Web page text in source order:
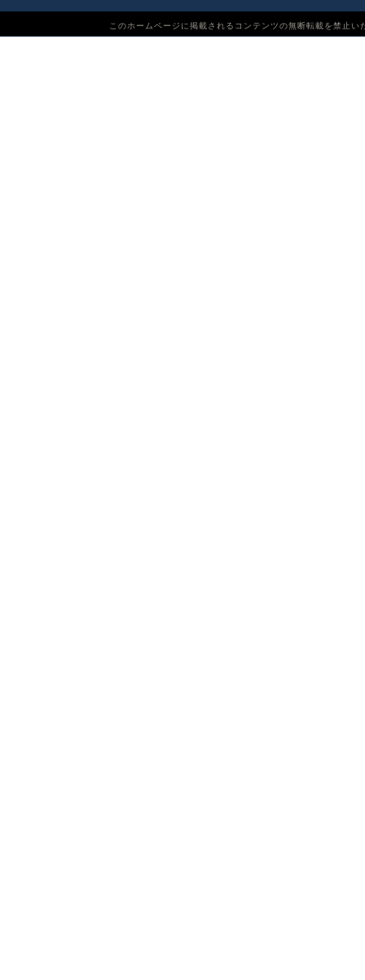
このホームページに掲載されるコンテンツの無断転載を禁